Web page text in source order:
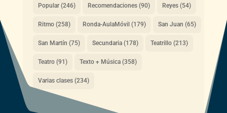
Popular(246) Recomendaciones(90) Reyes(54)
Ritmo(258) Ronda-AulaMóvil(179) San Juan (65)
San Martín (75) Secundaria(178) Teatrillo(213)
Teatro(91) Texto + Música(358)
Varias clases(234)